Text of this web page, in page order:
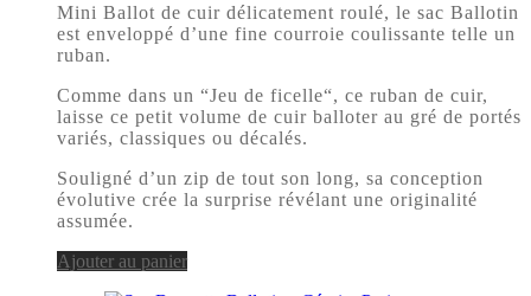
Mini Ballot de cuir délicatement roulé, le sac Ballotin
est enveloppé d’une fine courroie coulissante telle un
ruban.
Comme dans un “Jeu de ficelle“, ce ruban de cuir,
laisse ce petit volume de cuir balloter au gré de portés
variés, classiques ou décalés.
Souligné d’un zip de tout son long, sa conception
évolutive crée la surprise révélant une originalité
assumée.
Ajouter au panier